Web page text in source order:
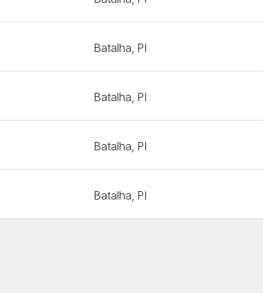
Batalha, PI
Batalha, PI
Batalha, PI
Batalha, PI